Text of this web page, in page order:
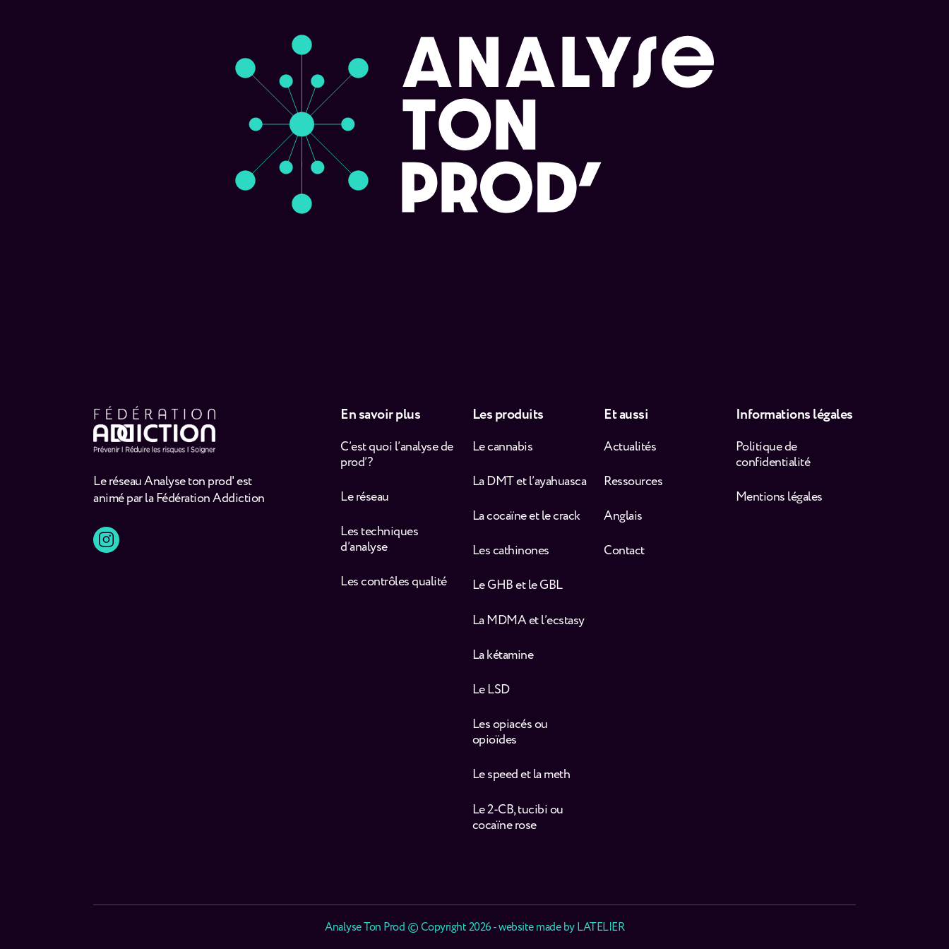
Le réseau Analyse ton prod' est
animé par la Fédération Addiction
En savoir plus
C’est quoi l’analyse de
prod’ ?
Le réseau
Les techniques
d’analyse
Les contrôles qualité
Les produits
Le cannabis
La DMT et l’ayahuasca
La cocaïne et le crack
Les cathinones
Le GHB et le GBL
La MDMA et l’ecstasy
La kétamine
Le LSD
Les opiacés ou
opioïdes
Le speed et la meth
Le 2-CB, tucibi ou
cocaïne rose
Et aussi
Actualités
Ressources
Anglais
Contact
Informations légales
Politique de
confidentialité
Mentions légales
Analyse Ton Prod © Copyright 2026 - website made byLATELIER